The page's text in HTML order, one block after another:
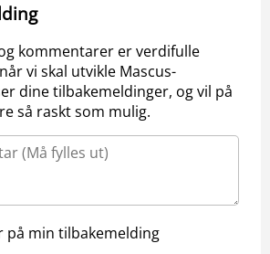
kommentarer er verdifulle
vi skal utvikle Mascus-
dine tilbakemeldinger, og vil på
så raskt som mulig.
på min tilbakemelding